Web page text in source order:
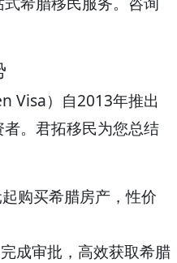
Visa）自2013年推出
。君拓移民为您总结
购买希腊房产，性价
成审批，高效获取希腊